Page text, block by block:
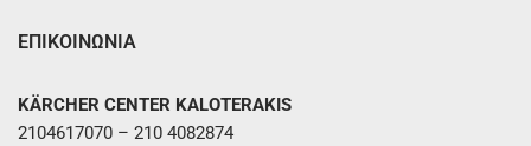
ΕΠΙΚΟΙΝΩΝΙΑ
KÄRCHER CENTER KALOTERAKIS
2104617070 – 210 4082874